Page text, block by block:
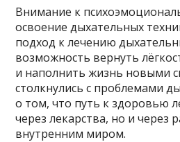
Внимание к
освоение дыхательных
подход к лечению
возможность вернуть
и наполнить жизнь новыми
столкнулись с проблемами
о том, что путь к здоровью
через лекарства, но и через
внутренним миром.